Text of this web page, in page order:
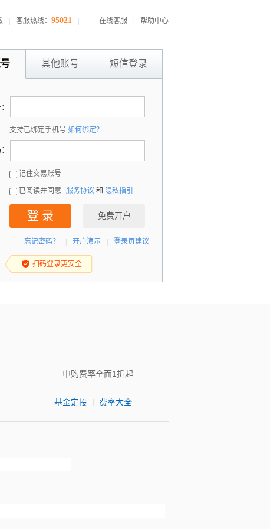
客服热线： 95021 在线客服 帮助中心
其他账号 短信登录
支持已绑定手机号 如何绑定？
记住交易账号
已阅读并同意 服务协议 和 隐私指引
登 录 免费开户
忘记密码？ 开户演示 登录页建议
扫码登录更安全
申购费率全面1折起
基金定投 | 费率大全